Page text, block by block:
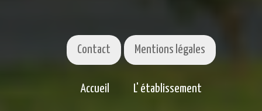
Contact Mentions légales
Accueil L' établissement